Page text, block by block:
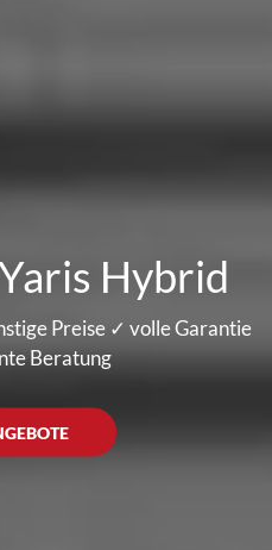
Hybrid
Preise ✓ volle Garantie
Beratung